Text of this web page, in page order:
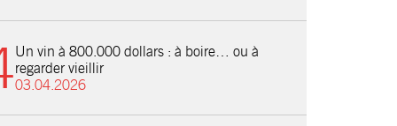
Un vin à 800.000 dollars : à boire… ou à
regarder vieillir
03.04.2026